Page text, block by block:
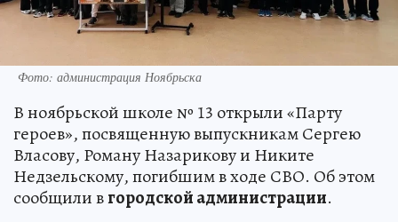
Фото: администрация Ноябрьска
В ноябрьской школе № 13 открыли «Парту
героев», посвященную выпускникам Сергею
Власову, Роману Назарикову и Никите
Недзельскому, погибшим в ходе СВО. Об этом
сообщили вгородской администрации.